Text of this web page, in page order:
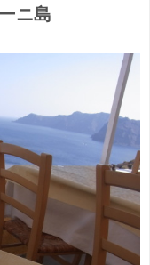
ニ島